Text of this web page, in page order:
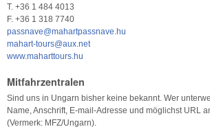
T. +36 1 484 4013
F. +36 1 318 7740
passnave@mahartpassnave.hu
mahart-tours@aux.net
www.maharttours.hu
Mitfahrzentralen
Sind uns in Ungarn bisher keine bekannt. Wer
Name, Anschrift, E-mail-Adresse und möglichst URL
(Vermerk: MFZ/Ungarn).